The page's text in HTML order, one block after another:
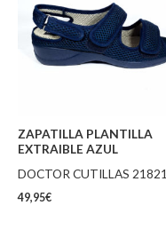
ZAPATILLA PLANTILLA
EXTRAIBLE AZUL
DOCTOR CUTILLAS 21821
49,95€